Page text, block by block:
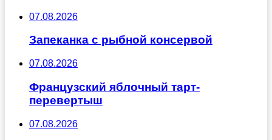
07.08.2026
Запеканка с рыбной консервой
07.08.2026
Французский яблочный тарт-
перевертыш
07.08.2026